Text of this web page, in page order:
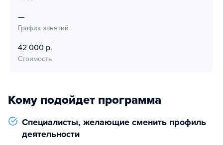
—
График занятий
42 000 р.
Стоимость
Кому подойдет программа
Специалисты, желающие сменить профиль
деятельности